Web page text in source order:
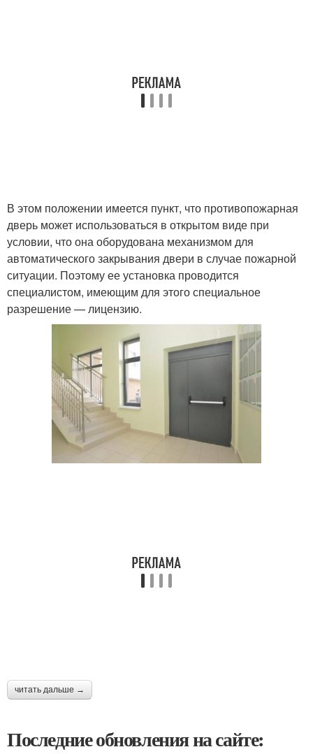
В этом положении имеется пункт, что противопожарная
дверь может использоваться в открытом виде при
условии, что она оборудована механизмом для
автоматического закрывания двери в случае пожарной
ситуации. Поэтому ее установка проводится
специалистом, имеющим для этого специальное
разрешение — лицензию.
читать дальше →
Последние обновления на сайте: